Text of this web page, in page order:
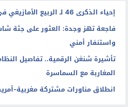
إحياء الذكرى 46 لـ الربيع الأمازيغي في الرباط ومدن مغربية
فاجعة تهز وجدة: العثور على جثة
واستنفار أمني
تأشيرة شنغن الرقمية.. تفاصيل
المغاربة مع السماسرة
انطلاق مناورات مشتركة مغربية-